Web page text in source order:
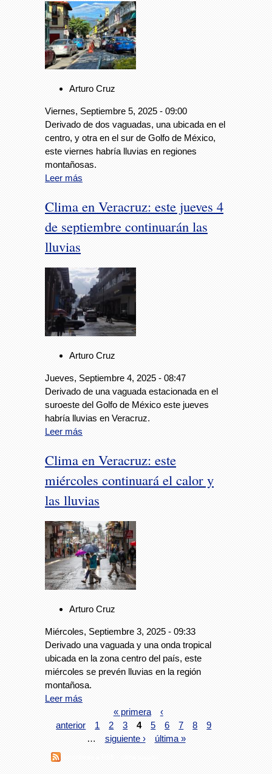
Arturo Cruz
Viernes, Septiembre 5, 2025 - 09:00
Derivado de dos vaguadas, una ubicada en el
centro, y otra en el sur de Golfo de México,
este viernes habría lluvias en regiones
montañosas.
Leer más
Clima en Veracruz: este jueves 4
de septiembre continuarán las
lluvias
Arturo Cruz
Jueves, Septiembre 4, 2025 - 08:47
Derivado de una vaguada estacionada en el
suroeste del Golfo de México este jueves
habría lluvias en Veracruz.
Leer más
Clima en Veracruz: este
miércoles continuará el calor y
las lluvias
Arturo Cruz
Miércoles, Septiembre 3, 2025 - 09:33
Derivado una vaguada y una onda tropical
ubicada en la zona centro del país, este
miércoles se prevén lluvias en la región
montañosa.
Leer más
« primera
‹
anterior
1 2 3 4 5 6 7 8
9
…
siguiente › última »